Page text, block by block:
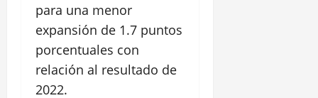
para una menor
expansión de 1.7 puntos
porcentuales con
relación al resultado de
2022.